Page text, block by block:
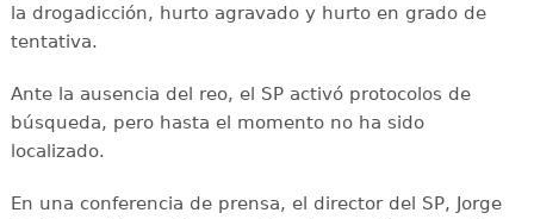
la drogadicción, hurto agravado y hurto en grado de
tentativa.
Ante la ausencia del reo, el SP activó protocolos de
búsqueda, pero hasta el momento no ha sido
localizado.
En una conferencia de prensa, el director del SP, Jorge